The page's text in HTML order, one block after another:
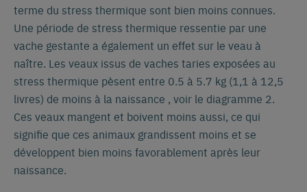
terme du stress thermique sont bien moins connues.
Une période de stress thermique ressentie par une
vache gestante a également un effet sur le veau à
naître. Les veaux issus de vaches taries exposées au
stress thermique pèsent entre 0.5 à 5.7 kg (1,1 à 12,5
livres) de moins à la naissance , voir le diagramme 2.
Ces veaux mangent et boivent moins aussi, ce qui
signifie que ces animaux grandissent moins et se
développent bien moins favorablement après leur
naissance.